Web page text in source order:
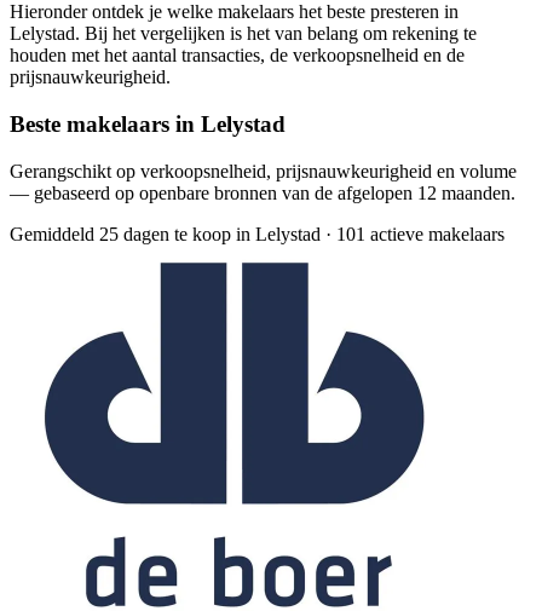
Hieronder ontdek je welke makelaars het beste presteren in
Lelystad. Bij het vergelijken is het van belang om rekening te
houden met het aantal transacties, de verkoopsnelheid en de
prijsnauwkeurigheid.
Beste makelaars in Lelystad
Gerangschikt op verkoopsnelheid, prijsnauwkeurigheid en volume
— gebaseerd op openbare bronnen van de afgelopen 12 maanden.
Gemiddeld 25 dagen te koop in Lelystad · 101 actieve makelaars